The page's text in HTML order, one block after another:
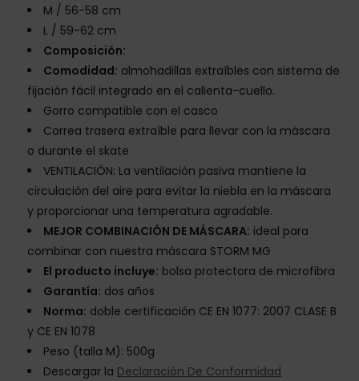
M / 56-58 cm
L / 59-62 cm
Composición:
Comodidad: almohadillas extraíbles con sistema de
fijación fácil integrado en el calienta-cuello.
Gorro compatible con el casco
Correa trasera extraíble para llevar con la máscara
o durante el skate
VENTILACIÓN: La ventilación pasiva mantiene la
circulación del aire para evitar la niebla en la máscara
y proporcionar una temperatura agradable.
MEJOR COMBINACIÓN DE MÁSCARA: ideal para
combinar con nuestra máscara STORM MG
El producto incluye: bolsa protectora de microfibra
Garantía: dos años
Norma: doble certificación CE EN 1077: 2007 CLASE B
y CE EN 1078
Peso (talla M): 500g
Descargar la Declaración De Conformidad